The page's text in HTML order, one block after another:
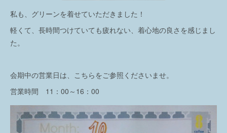
私も、グリーンを着せていただきました！
軽くて、長時間つけていても疲れない、着心地の良さを感じまし
た。
会期中の営業日は、こちらをご参照くださいませ。
営業時間 11：00～16：00